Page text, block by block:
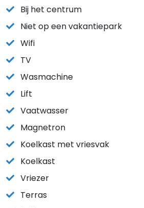
Bij het centrum
Niet op een vakantiepark
Wifi
TV
Wasmachine
Lift
Vaatwasser
Magnetron
Koelkast met vriesvak
Koelkast
Vriezer
Terras